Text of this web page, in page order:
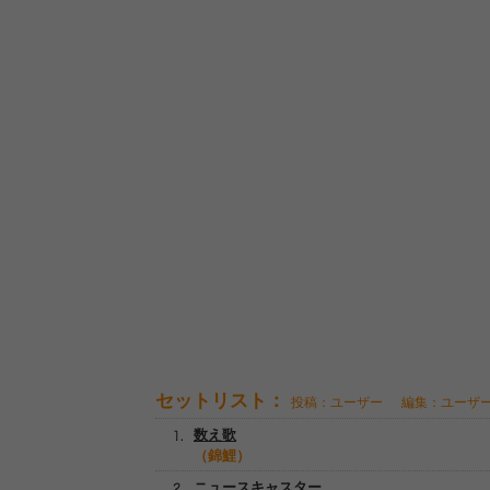
セットリスト： 投稿：ユーザー 編集：ユーザ
数え歌
（錦鯉）